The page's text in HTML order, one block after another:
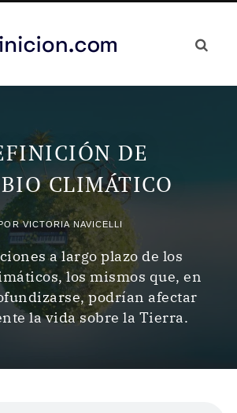
DE
CLIMÁTICO
VICTORIA NAVICELLI
a largo plazo de los
los mismos que, en
podrían afectar
la vida sobre la Tierra.